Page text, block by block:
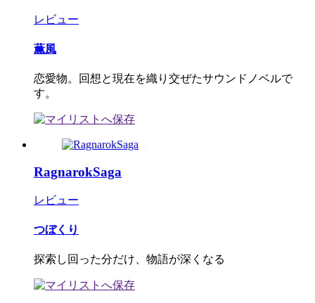
レビュー
薫風
恋愛物。回想と現在を織り交ぜたサウンドノベルで
す。
RagnarokSaga
レビュー
つぼくり
探索し回った分だけ、物語が深くなる